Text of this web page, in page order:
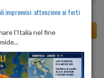
di domani
improvvisi: attenzione ai forti
l'Italia nel fine